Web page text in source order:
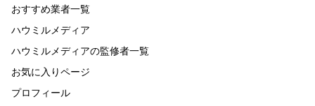
おすすめ業者一覧
ハウミルメディア
ハウミルメディアの監修者一覧
お気に入りページ
プロフィール